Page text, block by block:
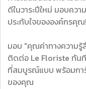
ดีในวาระปีใหม่ มอบคว
ประทับใจขององค์กรคุณ!
มอบ "คุณค่าทางความรู้
ติดต่อ Le Floriste ทันที
ที่สมบูรณ์แบบ พร้อมกา
ของคุณ